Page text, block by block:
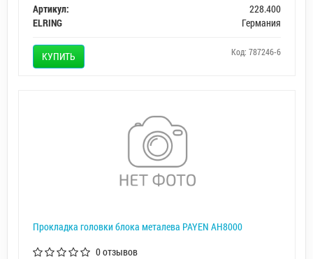
Артикул:
228.400
ELRING
Германия
КУПИТЬ Код: 787246-6
Прокладка головки блока металева PAYEN AH8000
0 отзывов